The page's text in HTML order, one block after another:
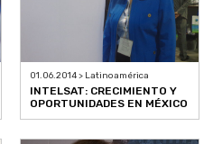
01.06.2014 > Latinoamérica
INTELSAT: CRECIMIENTO Y
OPORTUNIDADES EN MÉXICO